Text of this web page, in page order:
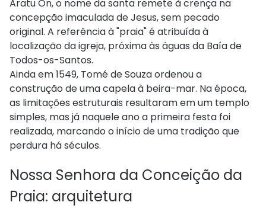
Aratu On, o nome da santa remete à crença na
concepção imaculada de Jesus, sem pecado
original. A referência à "praia" é atribuída à
localização da igreja, próxima às águas da Baía de
Todos-os-Santos.
Ainda em 1549, Tomé de Souza ordenou a
construção de uma capela à beira-mar. Na época,
as limitações estruturais resultaram em um templo
simples, mas já naquele ano a primeira festa foi
realizada, marcando o início de uma tradição que
perdura há séculos.
Nossa Senhora da Conceição da
Praia: arquitetura